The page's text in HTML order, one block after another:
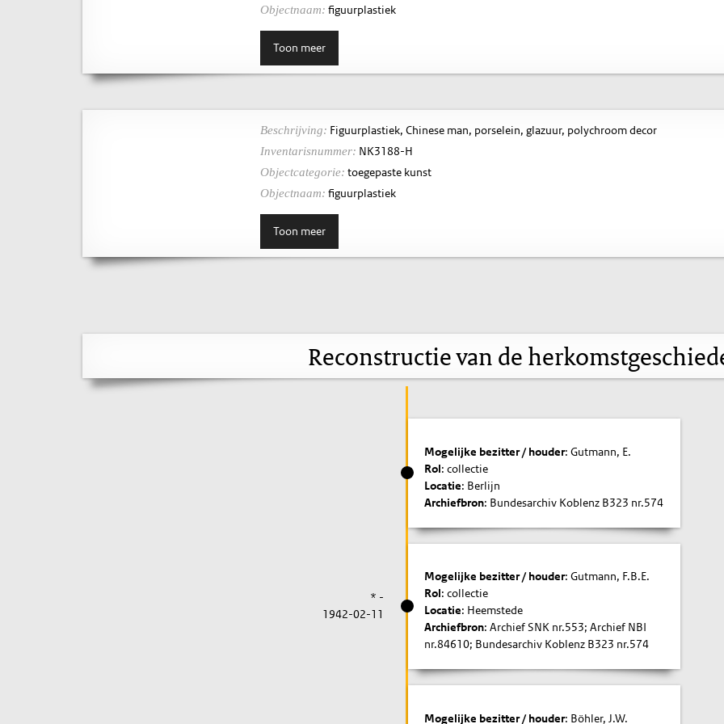
Objectnaam: figuurplastiek
Toon meer
Beschrijving: Figuurplastiek, Chinese man, porselein, glazuur, polychroom decor
Inventarisnummer: NK3188-H
Objectcategorie: toegepaste kunst
Objectnaam: figuurplastiek
Toon meer
Reconstructie van de
Mogelijke bezitter / houder: Gutmann, E.
Rol: collectie
Locatie: Berlijn
Archiefbron: Bundesarchiv Koblenz B323 nr.574
* -
1942-02-11
Mogelijke bezitter / houder: Gutmann, F.B.E.
Rol: collectie
Locatie: Heemstede
Archiefbron: Archief SNK nr.553; Archief NBI
nr.84610; Bundesarchiv Koblenz B323 nr.574
Mogelijke bezitter / houder: Böhler, J.W.